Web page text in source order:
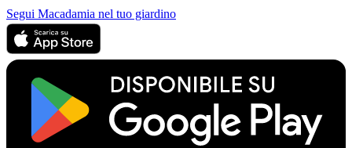
Segui Macadamia nel tuo giardino